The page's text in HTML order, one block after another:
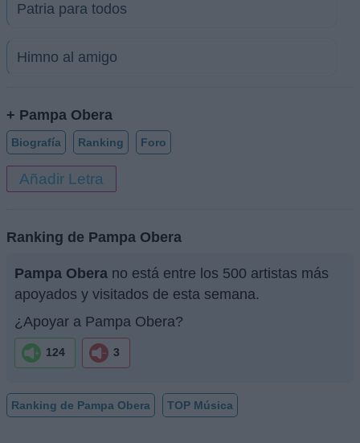
Patria para todos
Himno al amigo
+ Pampa Obera
Biografía Ranking Foro
Añadir Letra
Ranking de Pampa Obera
Pampa Obera no está entre los 500 artistas más
apoyados y visitados de esta semana.
¿Apoyar a Pampa Obera?
124 3
Ranking de Pampa Obera TOP Música